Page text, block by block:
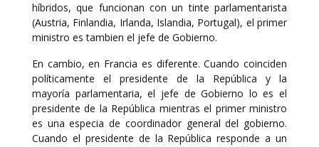
híbridos, que funcionan con un tinte parlamentarista
(Austria, Finlandia, Irlanda, Islandia, Portugal), el primer
ministro es tambien el jefe de Gobierno.
En cambio, en Francia es diferente. Cuando coinciden
políticamente el presidente de la República y la
mayoría parlamentaria, el jefe de Gobierno lo es el
presidente de la República mientras el primer ministro
es una especia de coordinador general del gobierno.
Cuando el presidente de la República responde a un